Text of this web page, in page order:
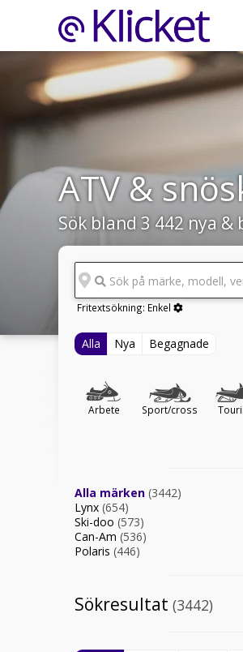
ATV &
Sök bland 3 442 nya
Sök på märke, modell,
Fritextsökning: Enkel
Alla Nya Begagnade
Arbete Sport/cross
Alla märken (3442)
Lynx (654)
Ski-doo (573)
Can-Am (536)
Polaris (446)
Sökresultat (3442)